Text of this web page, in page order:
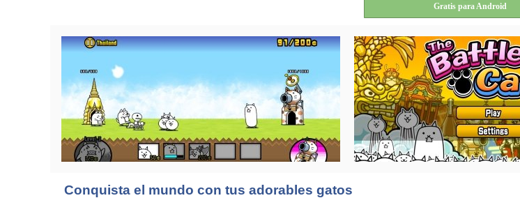
Gratis para Android
Conquista el mundo con tus adorables gatos